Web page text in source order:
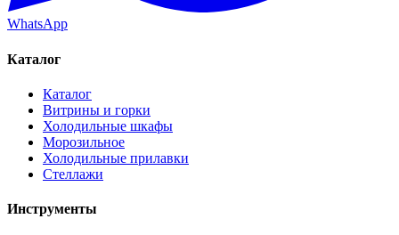
WhatsApp
Каталог
Каталог
Витрины и горки
Холодильные шкафы
Морозильное
Холодильные прилавки
Стеллажи
Инструменты